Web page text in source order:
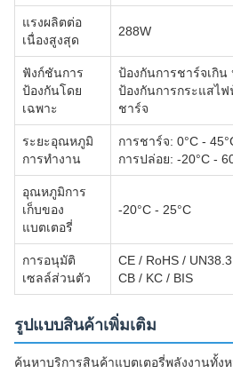
แรงผลิตต่อ
เนื่องสูงสุด
288W
ฟังก์ชันการ
ป้องกันโดย
เฉพาะ
ป้องกันการชาร์จเกิ
ป้องกันการกระแสไ
ชาร์จ
ระยะอุณหภูมิ
การทํางาน
การชาร์จ: 0°C -
การปล่อย: -20°C -
อุณหภูมิการ
เก็บของ
แบตเตอรี่
-20°C - 25°C
การอนุมัติ
เซลล์ส่วนตัว
CE / RoHS /
CB / KC / BIS
รูปแบบสินค้าเพิ่มเติม
ค้นหาบริการสินค้าแบตเตอรี่พลังงานทั้งห